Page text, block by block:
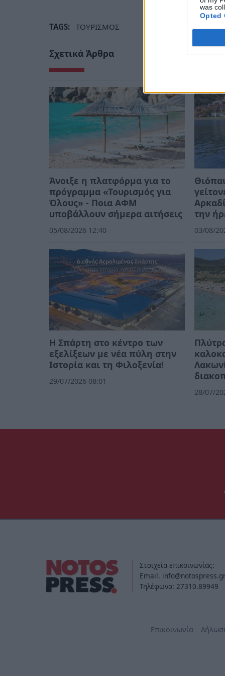
was
Opted
TAGS: ΤΟΥΡΙΣΜΟΣ
Σχετικά Άρθρα
Άνοιξε η πλατφόρμα για το
πρόγραμμα «Τουρισμός για
Όλους» - Ποια ΑΦΜ
υποβάλλουν σήμερα αιτήσεις
05/08/2026 12:40
την
03/08/
Η Σπάρτη στο κέντρο των
εξελίξεων με νέα πύλη στην
Ιστορία και τη Φιλοξενία!
29/07/2026 08:01
28/07/
Στοιχεία επικοινωνίας:
Email. info@notospress.gr
Τηλέφωνο: 27310.89949
Επικοινωνία